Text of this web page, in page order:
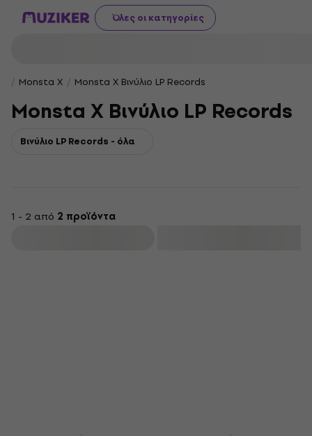
Όλες οι κατηγορίες
Monsta X Monsta X Βινύλιο LP Records
Monsta X Βινύλιο LP Records
Βινύλιο LP Records - όλα
1 - 2 από 2 προϊόντα